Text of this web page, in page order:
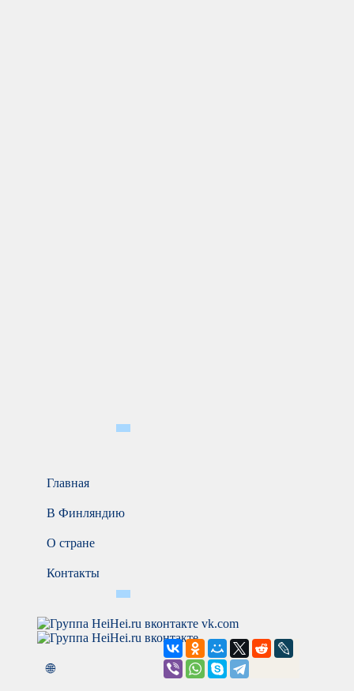
Главная
В Финляндию
О стране
Контакты
vk.com
🌐